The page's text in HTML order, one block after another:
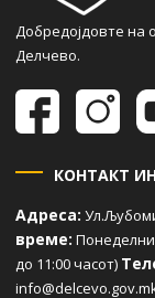
Добредојдовте на
Делчево.
КОНТАКТ
Адреса:
време:
до 11:00 часот)